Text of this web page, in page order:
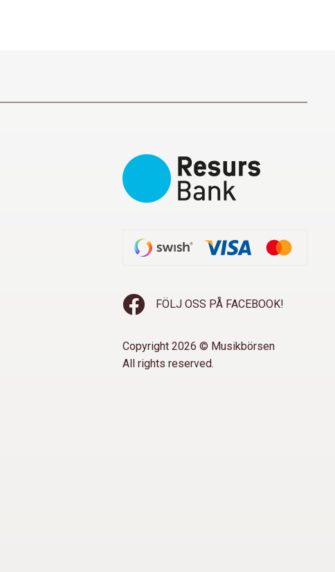
FÖLJ OSS PÅ FACEBOOK!
Copyright 2026 © Musikbörsen
All rights reserved.